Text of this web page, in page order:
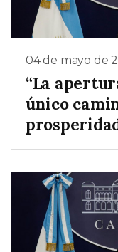
04 de mayo de
“La
único